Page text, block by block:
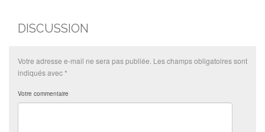
DISCUSSION
Votre adresse e-mail ne sera pas publiée. Les champs obligatoires sont
indiqués avec*
Votre commentaire